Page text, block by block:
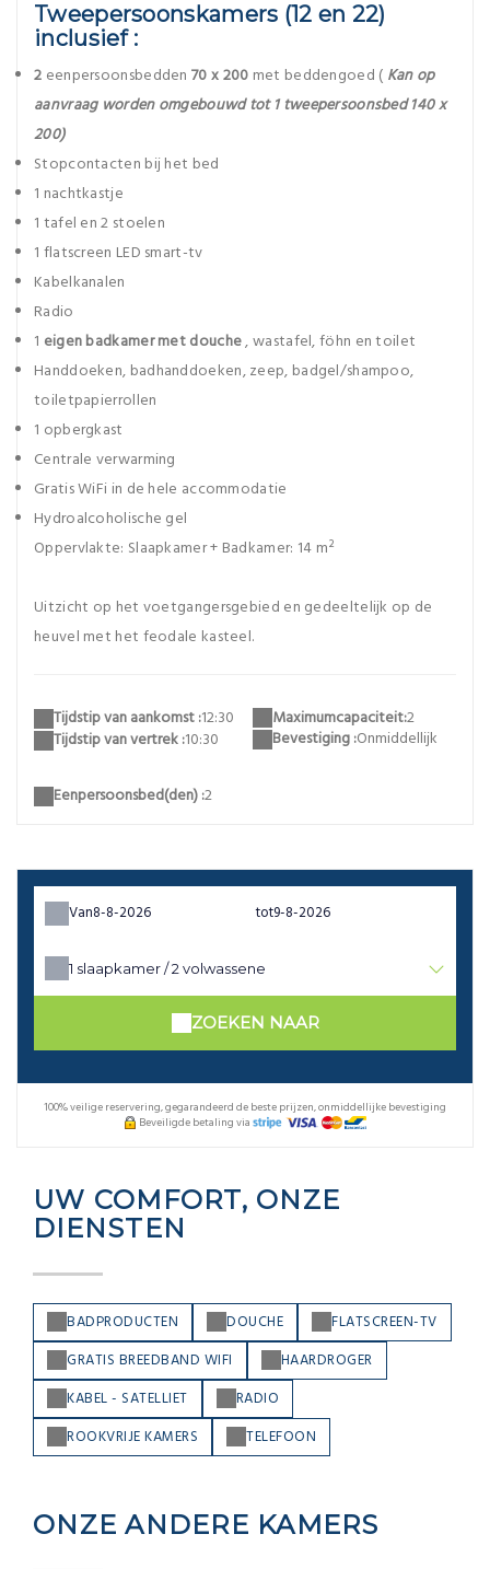
Tweepersoonskamers (12 en 22)
inclusief:
2 eenpersoonsbedden70 x 200 met beddengoed ( Kan op
aanvraag worden omgebouwd tot 1 tweepersoonsbed 140 x
200)
Stopcontacten bij het bed
1 nachtkastje
1 tafel en 2 stoelen
1 flatscreen LED smart-tv
Kabelkanalen
Radio
1 eigen badkamer met douche, wastafel, föhn en toilet
Handdoeken, badhanddoeken, zeep, badgel/shampoo,
toiletpapierrollen
1 opbergkast
Centrale verwarming
Gratis WiFi in de hele accommodatie
Hydroalcoholische gel
Oppervlakte: Slaapkamer + Badkamer: 14 m²
Uitzicht op het voetgangersgebied en gedeeltelijk op de
heuvel met het feodale kasteel.
Tijdstip van aankomst :12:30
Tijdstip van vertrek :10:30
Maximumcapaciteit:2
Bevestiging :Onmiddellijk
Eenpersoonsbed(den) :2
Van tot
1 slaapkamer /2 volwassene
ZOEKEN NAAR
100% veilige reservering, gegarandeerd de beste prijzen, onmiddellijke bevestiging
Beveiligde betaling via
UW COMFORT, ONZE
DIENSTEN
BADPRODUCTEN DOUCHE
FLATSCREEN-TV
GRATIS BREEDBAND WIFI
HAARDROGER
KABEL - SATELLIET
RADIO
ROOKVRIJE KAMERS
TELEFOON
ONZE ANDERE KAMERS